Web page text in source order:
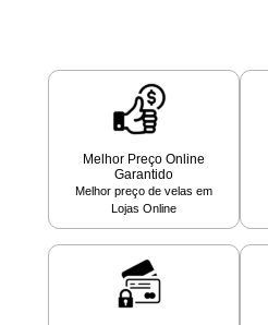
Melhor Preço Online
Garantido
Melhor preço de velas em
Lojas Online